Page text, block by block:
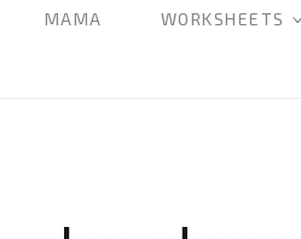
MAMA WORKSHEETS